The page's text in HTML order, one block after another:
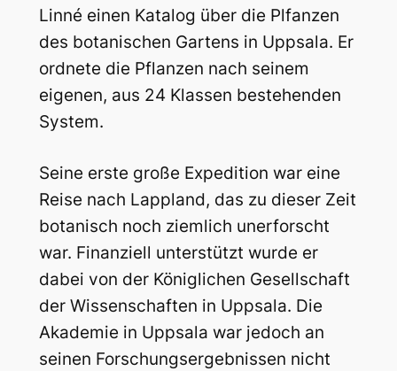
Linné einen Katalog über die Plfanzen
des botanischen Gartens in Uppsala. Er
ordnete die Pflanzen nach seinem
eigenen, aus 24 Klassen bestehenden
System.
Seine erste große Expedition war eine
Reise nach Lappland, das zu dieser Zeit
botanisch noch ziemlich unerforscht
war. Finanziell unterstützt wurde er
dabei von der Königlichen Gesellschaft
der Wissenschaften in Uppsala. Die
Akademie in Uppsala war jedoch an
seinen Forschungsergebnissen nicht